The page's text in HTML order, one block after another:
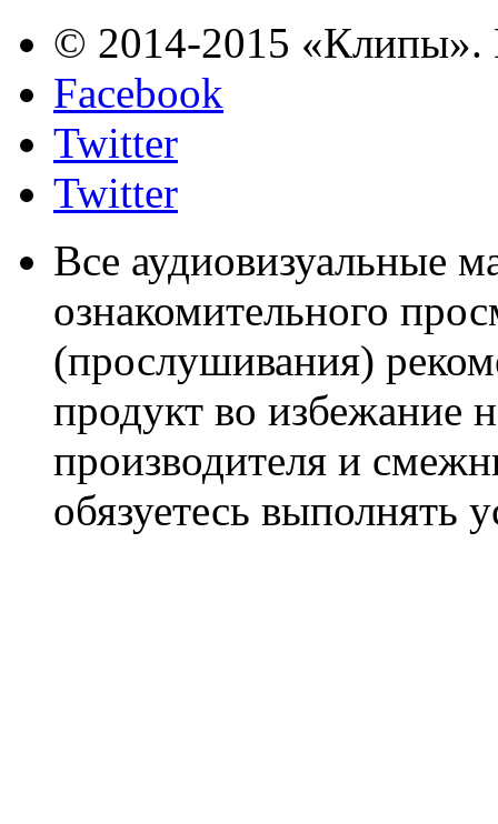
© 2014-2015 «Клипы».
Facebook
Twitter
Twitter
Все аудиовизуальные
ознакомительного
(прослушивания)
продукт во избежание
производителя и
обязуетесь выполнять